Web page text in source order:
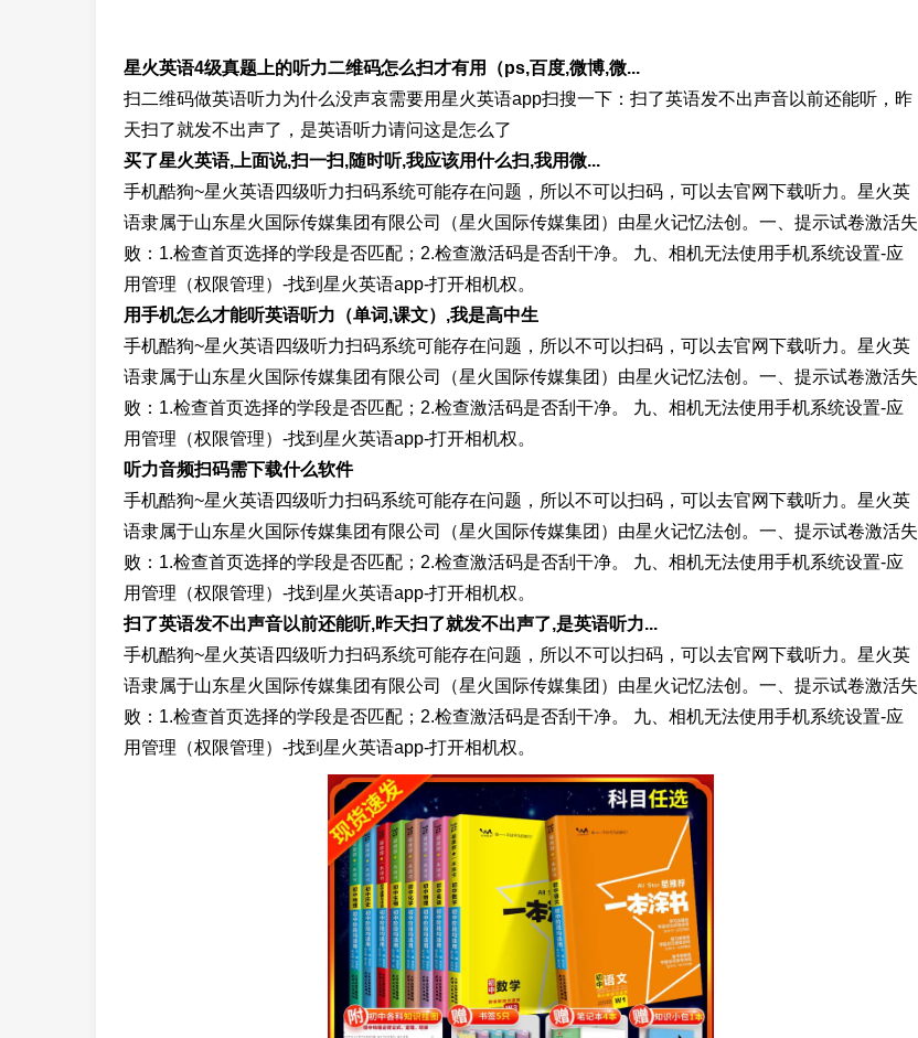
星火英语4级真题上的听力二维码怎么扫才有用（ps,百度,微博,微...
扫二维码做英语听力为什么没声哀需要用星火英语app扫搜一下：扫了英语发不出声音以前还能听，昨
天扫了就发不出声了，是英语听力请问这是怎么了
买了星火英语,上面说,扫一扫,随时听,我应该用什么扫,我用微...
手机酷狗~星火英语四级听力扫码系统可能存在问题，所以不可以扫码，可以去官网下载听力。星火英
语隶属于山东星火国际传媒集团有限公司（星火国际传媒集团）由星火记忆法创。一、提示试卷激活失
败：1.检查首页选择的学段是否匹配；2.检查激活码是否刮干净。 九、相机无法使用手机系统设置-应
用管理（权限管理）-找到星火英语app-打开相机权。
用手机怎么才能听英语听力（单词,课文）,我是高中生
手机酷狗~星火英语四级听力扫码系统可能存在问题，所以不可以扫码，可以去官网下载听力。星火英
语隶属于山东星火国际传媒集团有限公司（星火国际传媒集团）由星火记忆法创。一、提示试卷激活失
败：1.检查首页选择的学段是否匹配；2.检查激活码是否刮干净。 九、相机无法使用手机系统设置-应
用管理（权限管理）-找到星火英语app-打开相机权。
听力音频扫码需下载什么软件
手机酷狗~星火英语四级听力扫码系统可能存在问题，所以不可以扫码，可以去官网下载听力。星火英
语隶属于山东星火国际传媒集团有限公司（星火国际传媒集团）由星火记忆法创。一、提示试卷激活失
败：1.检查首页选择的学段是否匹配；2.检查激活码是否刮干净。 九、相机无法使用手机系统设置-应
用管理（权限管理）-找到星火英语app-打开相机权。
扫了英语发不出声音以前还能听,昨天扫了就发不出声了,是英语听力...
手机酷狗~星火英语四级听力扫码系统可能存在问题，所以不可以扫码，可以去官网下载听力。星火英
语隶属于山东星火国际传媒集团有限公司（星火国际传媒集团）由星火记忆法创。一、提示试卷激活失
败：1.检查首页选择的学段是否匹配；2.检查激活码是否刮干净。 九、相机无法使用手机系统设置-应
用管理（权限管理）-找到星火英语app-打开相机权。